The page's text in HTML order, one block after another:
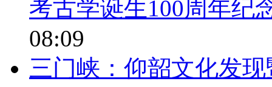
考古学诞生100周年纪
08:09
三门峡：仰韶文化发